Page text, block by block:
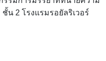
2 โรงแรมรอยัลริเวอร์